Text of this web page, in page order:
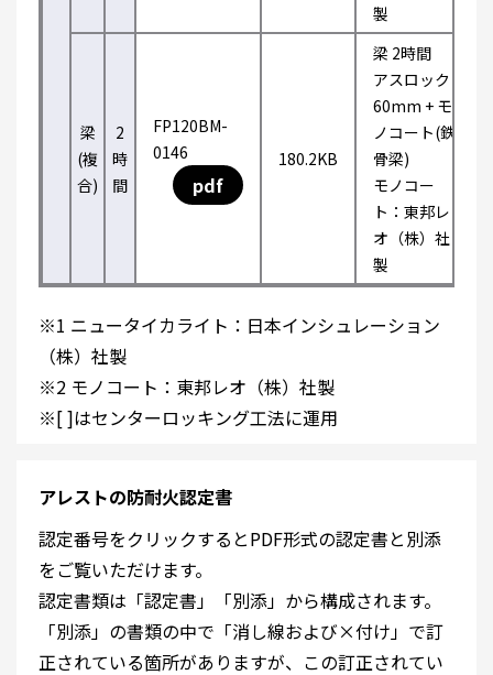
製
梁
(複
合)
2
時
間
FP120BM-
0146
pdf
180.2KB
梁 2時間
アスロック
60mm + モ
ノコート(鉄
骨梁)
モノコー
ト：東邦レ
オ（株）社
製
※1 ニュータイカライト：日本インシュレーション
（株）社製
※2 モノコート：東邦レオ（株）社製
※[ ]はセンターロッキング工法に運用
アレストの防耐火認定書
認定番号をクリックするとPDF形式の認定書と別添
をご覧いただけます。
認定書類は「認定書」「別添」から構成されます。
「別添」の書類の中で「消し線および×付け」で訂
正されている箇所がありますが、この訂正されてい